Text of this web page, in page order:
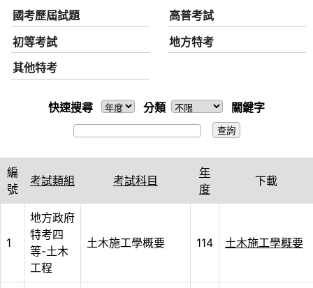
國考歷屆試題
高普考試
初等考試
地方特考
其他特考
快速搜尋 分類 關鍵字
編
號
考試類組 考試科目
年
度
下載
1
地方政府
特考四
等-土木
工程
土木施工學概要 114 土木施工學概要